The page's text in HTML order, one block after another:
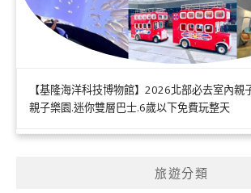
【基隆海洋科技博物館】2026北部必去室內親
親子樂園.迷你雙層巴士.6歲以下免費玩整天
旅遊分類